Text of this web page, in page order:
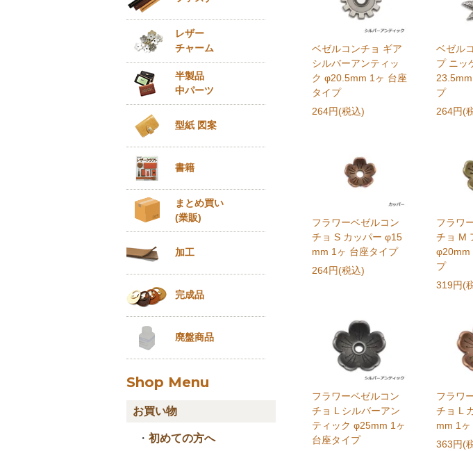
ベゼルコンチョ ギア
シルバーアンティッ
ク φ20.5mm 1ヶ 台座
タイプ
264円(税込)
ベゼル
プ ニッ
プ
264円(
フラワーベゼルコン
チョ S カッパー φ15
mm 1ヶ 台座タイプ
264円(税込)
フラワ
チョ M
φ20mm
プ
319円(
フラワーベゼルコン
チョ L シルバーアン
ティック φ25mm 1ヶ
台座タイプ
フラワ
チョ L
mm 1
363円(
レザー
チャーム
半製品
中パーツ
型紙 図案
書籍
まとめ買い
(業販)
加工
完成品
廃盤商品
Shop Menu
お買い物
・ 初めての方へ